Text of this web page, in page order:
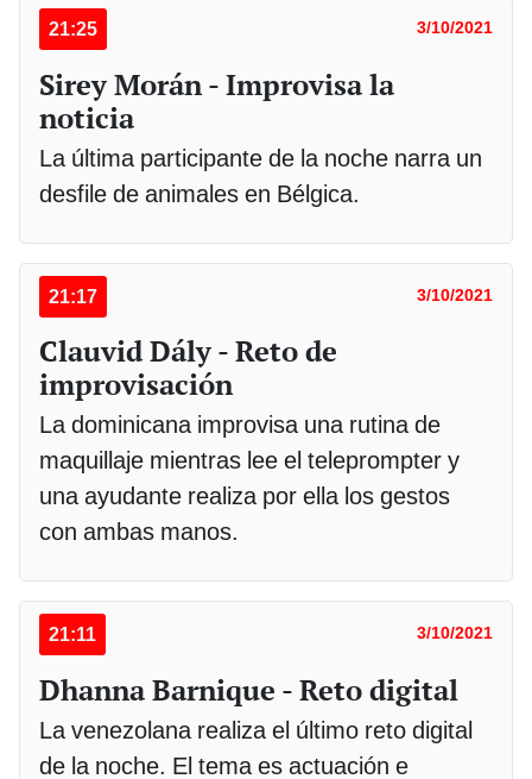
21:25 3/10/2021
Sirey Morán - Improvisa la
noticia
La última participante de la noche narra un
desfile de animales en Bélgica.
21:17 3/10/2021
Clauvid Dály - Reto de
improvisación
La dominicana improvisa una rutina de
maquillaje mientras lee el teleprompter y
una ayudante realiza por ella los gestos
con ambas manos.
21:11 3/10/2021
Dhanna Barnique - Reto digital
La venezolana realiza el último reto digital
de la noche. El tema es actuación e